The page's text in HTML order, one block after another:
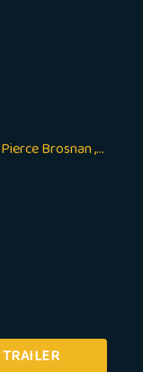
Brosnan ,...
TRAILER